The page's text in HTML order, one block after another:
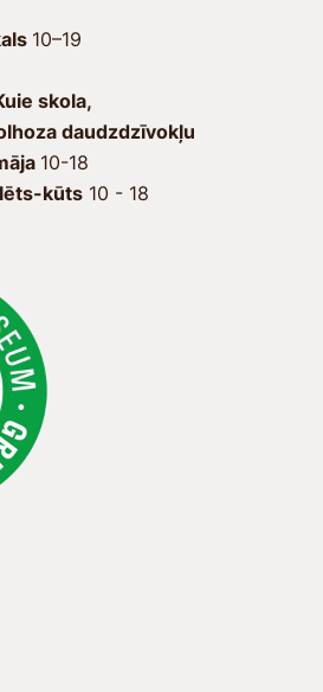
10–19
skola,
daudzdzīvokļu
kūts 10 - 18